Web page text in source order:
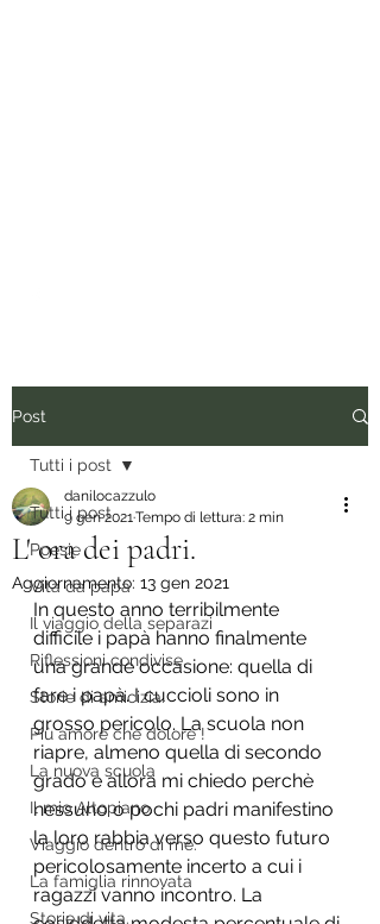
Post
Tutti i post
Poesie
Vita da papà
Il viaggio della separazi
Riflessioni condivise.
Storie di amicizia.
Più amore che dolore !
La nuova scuola
Il mio Altopiano.
Viaggio dentro di me.
La famiglia rinnovata
Storie di vita.
Tutti i post
L' ora dei padri.
danilocazzulo
9 gen 2021Tempo di lettura: 2 min
Aggiornamento: 13 gen 2021
In questo anno terribilmente
difficile i papà hanno finalmente
una grande occasione: quella di
fare i papà. I cuccioli sono in
grosso pericolo. La scuola non
riapre, almeno quella di secondo
grado e allora mi chiedo perchè
nessuno o pochi padri manifestino
la loro rabbia verso questo futuro
pericolosamente incerto a cui i
ragazzi vanno incontro. La